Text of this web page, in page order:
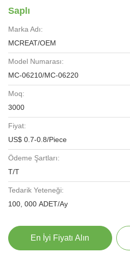
Saplı
Marka Adı:
MCREAT/OEM
Model Numarası:
MC-06210/MC-06220
Moq:
3000
Fiyat:
US$ 0.7-0.8/Piece
Ödeme Şartları:
T/T
Tedarik Yeteneği:
100, 000 ADET/Ay
En İyi Fiyatı Alın